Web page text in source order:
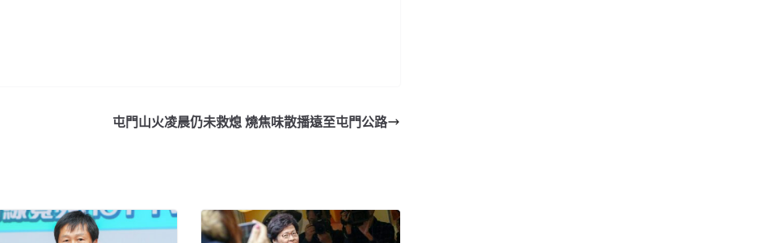
屯門山火凌晨仍未救熄 燒焦味散播遠至屯門公路